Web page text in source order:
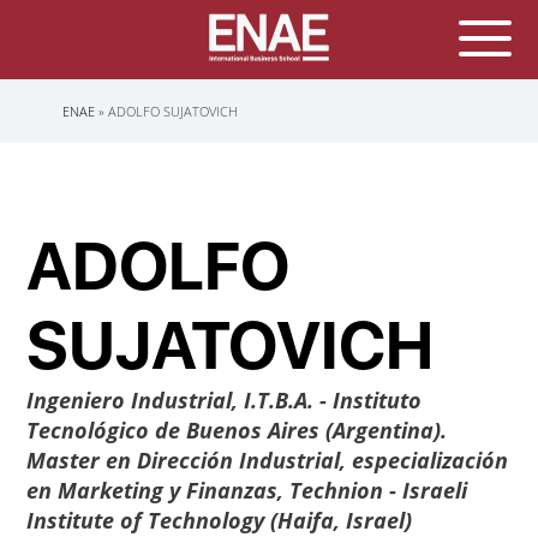
Sobrescribir
ENAE ADOLFO SUJATOVICH
ADOLFO
SUJATOVICH
Ingeniero Industrial, I.T.B.A. - Instituto
Tecnológico de Buenos Aires (Argentina).
Master en Dirección Industrial, especialización
en Marketing y Finanzas, Technion - Israeli
Institute of Technology (Haifa, Israel)